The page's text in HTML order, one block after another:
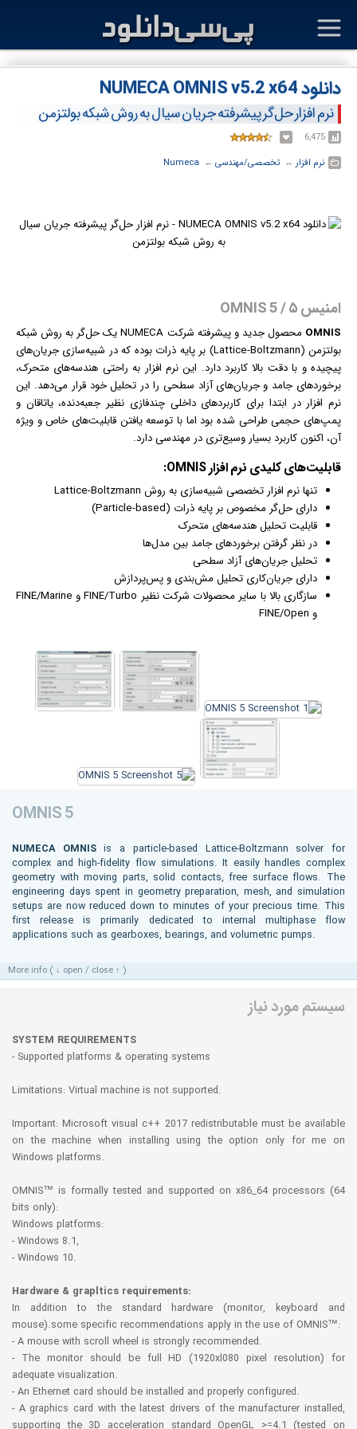
دانلود NUMECA OMNIS v5.2 x64
نرم افزار حل‌گر پیشرفته جریان سیال به روش شبکه بولتزمن
6,475
نرم افزار ← ‏تخصصی/مهندسی ← ‏
Numeca
امنیس ۵ / OMNIS 5
OMNIS
محصول جدید و پیشرفته شرکت NUMECA یک حل‌گر به روش شبکه
بولتزمن (Lattice-Boltzmann) بر پایه ذرات بوده که در شبیه‌سازی جریان‌های
پیچیده و با دقت بالا کاربرد دارد. ایننرم افزار به راحتی هندسه‌های متحرک،
برخوردهای جامد و جریان‌های آزاد سطحی را در تحلیل خود قرار می‌دهد. این
نرم افزار در ابتدا برای کاربردهای داخلی چندفازی نظیر جعبه‌دنده، یاتاقان و
پمپ‌های حجمی طراحی شده بود اما با توسعه یافتن قابلیت‌های خاص و ویژه
آن، اکنون کاربرد بسیار وسیع‌تری در مهندسی دارد.
قابلیت‌‌های کلیدی نرم افزار
تنها نرم افزار تخصصی شبیه‌سازی به روش Lattice-Boltzmann
دارای حل‌گر مخصوص بر پایه ذرات (Particle-based)
قابلیت تحلیل هندسه‌های متحرک
در نظر گرفتن برخوردهای جامد بین مدل‌ها
تحلیل جریان‌های آزاد سطحی
دارای جریان‌کاری تحلیل مش‌بندی و پس‌پردازش
سازگاری بالا با سایر محصولات شرکت نظیر FINE/Turbo و FINE/Marine
و FINE/Open
OMNIS 5
NUMECA OMNISis a particle-based Lattice-Boltzmann solver for
complex and high-fidelity flow simulations. It easily handles complex
geometry with moving parts, solid contacts, free surface flows. The
engineering days spent in geometry preparation, mesh, and simulation
setups are now reduced down to minutes of your precious time. This
first release is primarily dedicated to internal multiphase flow
applications such as gearboxes, bearings, and volumetric pumps.
More info ( ↓ open / close ↑ )
سیستم مورد نیاز
SYSTEM REQUIREMENTS
- Supported platforms & operating systems
Limitations: Virtual machine is not supported.
Important: Microsoft visual c++ 2017 redistributable must be available
on the machine when installing using the option only for me on
Windows platforms.
OMNIS™ is formally tested and supported on x86_64 processors (64
bits only):
Windows platforms:
- Windows 8.1,
- Windows 10.
Hardware & grapltics requirements:
In addition to the standard hardware (monitor, keyboard and
mouse).some specific recommendations apply in the use of OMNIS™:
- A mouse with scroll wheel is strongly recommended.
- The monitor should be full HD (1920xl080 pixel resolution) for
adequate visualization.
- An Ethernet card should be installed and properly configured.
- A graphics card with the latest drivers of the manufacturer installed,
supporting the 3D acceleration standard OpenGL >=4.1 (tested on